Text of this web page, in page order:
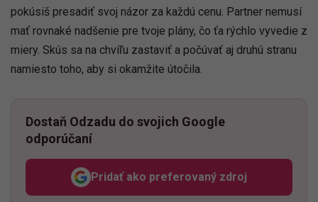
pokúsiš presadiť svoj názor za každú cenu. Partner nemusí
mať rovnaké nadšenie pre tvoje plány, čo ťa rýchlo vyvedie z
miery. Skús sa na chvíľu zastaviť a počúvať aj druhú stranu
namiesto toho, aby si okamžite útočila.
Dostaň Odzadu do svojich Google
odporúčaní
Pridať ako preferovaný zdroj
Odzadu, odkaz sa otvorí v